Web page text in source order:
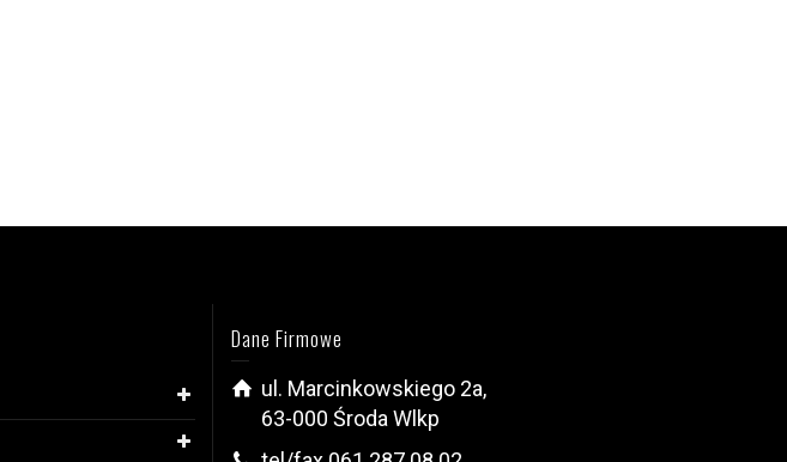
Dane Firmowe
ul. Marcinkowskiego 2a,
63-000 Środa Wlkp